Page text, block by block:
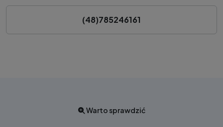
(48)785246161
Warto sprawdzić